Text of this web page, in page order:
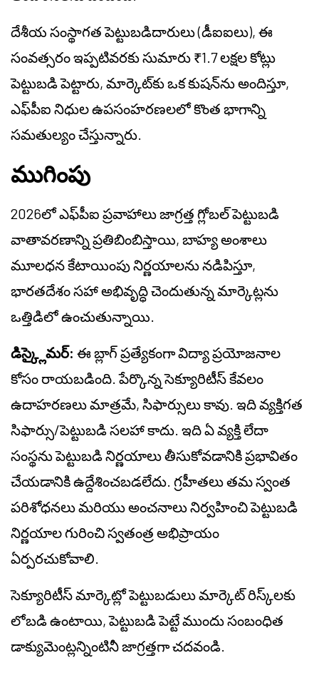
దేశీయ సంస్థాగత పెట్టుబడిదారులు (డీఐఐలు), ఈ
సంవత్సరం ఇప్పటివరకు సుమారు ₹1.7 లక్షల కోట్లు
పెట్టుబడి పెట్టారు, మార్కెట్‌కు ఒక కుషన్‌ను అందిస్తూ,
ఎఫ్‌పీఐ నిధుల ఉపసంహరణలలో కొంత భాగాన్ని
సమతుల్యం చేస్తున్నారు.
ముగింపు
2026లో ఎఫ్‌పీఐ ప్రవాహాలు జాగ్రత్త గ్లోబల్ పెట్టుబడి
వాతావరణాన్ని ప్రతిబింబిస్తాయి, బాహ్య అంశాలు
మూలధన కేటాయింపు నిర్ణయాలను నడిపిస్తూ,
భారతదేశం సహా అభివృద్ధి చెందుతున్న మార్కెట్లను
ఒత్తిడిలో ఉంచుతున్నాయి.
డిస్క్లైమర్: ఈ బ్లాగ్ ప్రత్యేకంగా విద్యా ప్రయోజనాల
కోసం రాయబడింది. పేర్కొన్న సెక్యూరిటీస్ కేవలం
ఉదాహరణలు మాత్రమే, సిఫార్సులు కావు. ఇది వ్యక్తిగత
సిఫార్సు/పెట్టుబడి సలహా కాదు. ఇది ఏ వ్యక్తి లేదా
సంస్థను పెట్టుబడి నిర్ణయాలు తీసుకోవడానికి ప్రభావితం
చేయడానికి ఉద్దేశించబడలేదు. గ్రహీతలు తమ స్వంత
పరిశోధనలు మరియు అంచనాలు నిర్వహించి పెట్టుబడి
నిర్ణయాల గురించి స్వతంత్ర అభిప్రాయం
ఏర్పరచుకోవాలి.
సెక్యూరిటీస్ మార్కెట్లో పెట్టుబడులు మార్కెట్ రిస్క్‌లకు
లోబడి ఉంటాయి, పెట్టుబడి పెట్టే ముందు సంబంధిత
డాక్యుమెంట్లన్నింటినీ జాగ్రత్తగా చదవండి.